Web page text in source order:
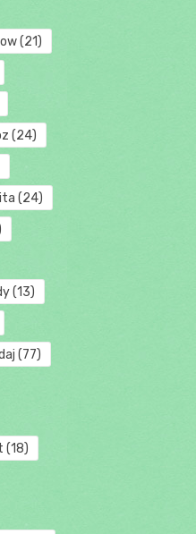
(21)
(24)
(24)
(13)
(77)
(18)